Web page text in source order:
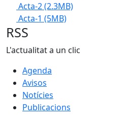
Acta-2(2.3MB)
Acta-1 (5MB)
RSS
L'actualitat a un clic
Agenda
Avisos
Notícies
Publicacions